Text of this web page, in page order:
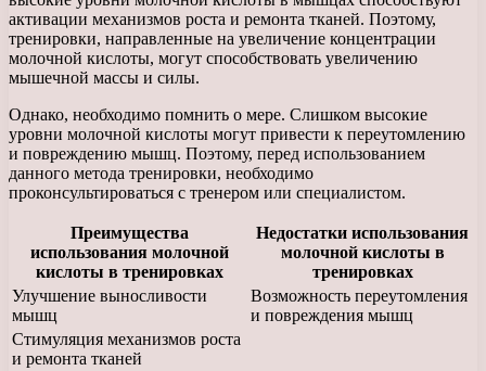
активации механизмов роста и ремонта тканей. Поэтому,
тренировки, направленные на увеличение концентрации
молочной кислоты, могут способствовать увеличению
мышечной массы и силы.
Однако, необходимо помнить о мере. Слишком высокие
уровни молочной кислоты могут привести к переутомлению
и повреждению мышц. Поэтому, перед использованием
данного метода тренировки, необходимо
проконсультироваться с тренером или специалистом.
Преимущества
использования молочной
кислоты в тренировках
Недостатки использования
молочной кислоты в
тренировках
Улучшение выносливости
мышц
Возможность переутомления
и повреждения мышц
Стимуляция механизмов роста
и ремонта тканей